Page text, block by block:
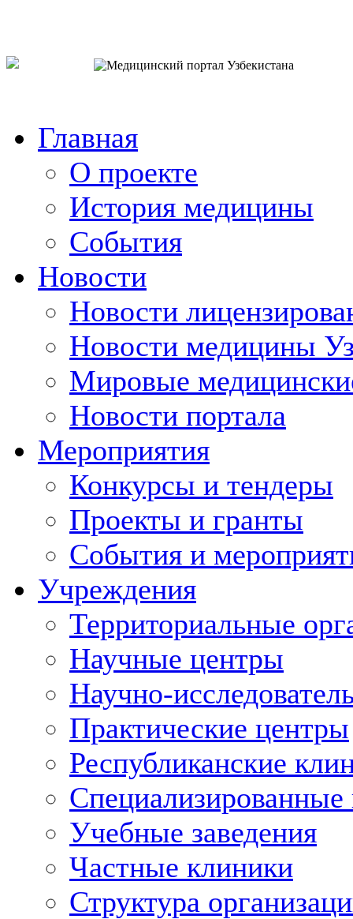
Главная
О проекте
История медицины
События
Новости
Новости
Новости медицины
Мировые
Новости портала
Мероприятия
Конкурсы и тендеры
Проекты и гранты
События и
Учреждения
Территориальные
Научные центры
Научно-
Практические центры
Республиканские
Учебные заведения
Частные клиники
Структура